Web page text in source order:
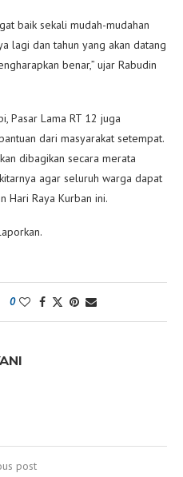
baik sekali mudah-mudahan
lagi dan tahun yang akan datang
benar,” ujar Rabudin
Pasar Lama RT 12 juga
dari masyarakat setempat.
dibagikan secara merata
agar seluruh warga dapat
Hari Raya Kurban ini.
0
post